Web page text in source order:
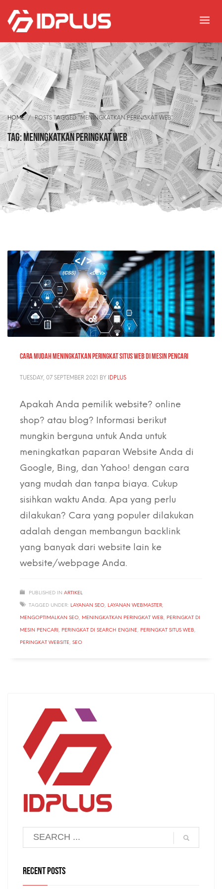
HOME POSTS TAGGED "MENINGKATKAN PERINGKAT WEB"
Tag: meningkatkan peringkat web
Cara Mudah Meningkatkan Peringkat Situs Web di Mesin Pencari
TUESDAY, 07 SEPTEMBER 2021 BY IDPLUS
Apakah Anda pemilik website? online
shop? atau blog? Informasi berikut
mungkin berguna untuk Anda untuk
meningkatkan paparan Website Anda di
Google, Bing, dan Yahoo! dengan cara
yang mudah dan tanpa biaya. Cukup
sisihkan waktu Anda. Apa yang perlu
dilakukan? Cara yang populer dilakukan
adalah dengan membangun backlink
yang banyak dari website lain ke
website/webpage Anda.
PUBLISHED IN ARTIKEL
TAGGED UNDER: LAYANAN SEO, LAYANAN WEBMASTER,
MENGOPTIMALKAN SEO, MENINGKATKAN PERINGKAT WEB, PERINGKAT DI
MESIN PENCARI, PERINGKAT DI SEARCH ENGINE, PERINGKAT SITUS WEB,
PERINGKAT WEBSITE, SEO
RECENT POSTS